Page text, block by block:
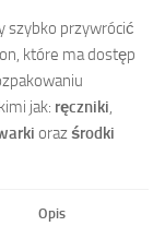
szybko przywrócić
które ma dostęp
jak: ręczniki
orazśrodki
Opis